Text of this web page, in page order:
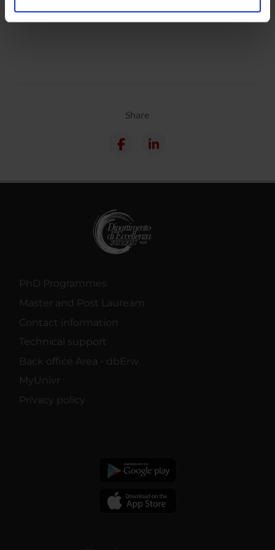
analizzare il nostro traffico. Condividiamo inoltre
Calendar
Share
PhD Programmes
Master and Post Lauream
Contact information
Technical support
Back office Area - dbErw
MyUnivr
Privacy policy